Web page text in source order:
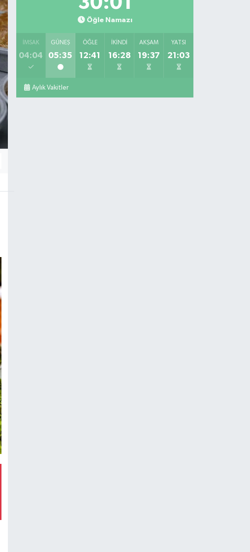
Öğle Namazı
İMSAK
04:04
GÜNEŞ
05:35
ÖĞLE
12:41
İKINDI
16:28
AKŞAM
19:37
YATSI
21:03
Aylık Vakitler